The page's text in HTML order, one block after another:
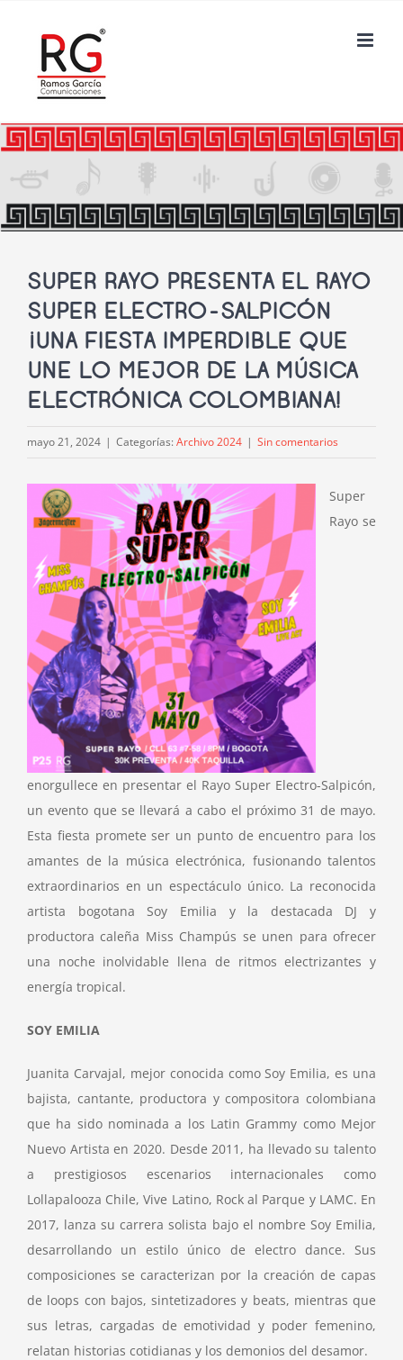
contenido
SUPER RAYO PRESENTA EL RAYO
SUPER ELECTRO-SALPICÓN
¡UNA FIESTA IMPERDIBLE QUE
UNE LO MEJOR DE LA MÚSICA
ELECTRÓNICA COLOMBIANA!
mayo 21, 2024 | Categorías: Archivo 2024 | Sin comentarios
Super
Rayo se
enorgullece en presentar el Rayo Super Electro-Salpicón,
un evento que se llevará a cabo el próximo 31 de mayo.
Esta fiesta promete ser un punto de encuentro para los
amantes de la música electrónica, fusionando talentos
extraordinarios en un espectáculo único. La reconocida
artista bogotana Soy Emilia y la destacada DJ y
productora caleña Miss Champús se unen para ofrecer
una noche inolvidable llena de ritmos electrizantes y
energía tropical.
SOY EMILIA
Juanita Carvajal, mejor conocida como Soy Emilia, es una
bajista, cantante, productora y compositora colombiana
que ha sido nominada a los Latin Grammy como Mejor
Nuevo Artista en 2020. Desde 2011, ha llevado su talento
a prestigiosos escenarios internacionales como
Lollapalooza Chile, Vive Latino, Rock al Parque y LAMC. En
2017, lanza su carrera solista bajo el nombre Soy Emilia,
desarrollando un estilo único de electro dance. Sus
composiciones se caracterizan por la creación de capas
de loops con bajos, sintetizadores y beats, mientras que
sus letras, cargadas de emotividad y poder femenino,
relatan historias cotidianas y los demonios del desamor.